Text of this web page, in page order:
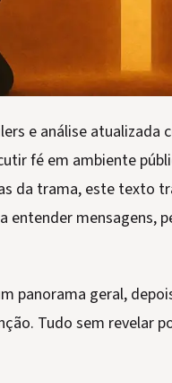
e análise atualizada
fé em ambiente
da trama, este texto
entender mensagens,
panorama geral,
Tudo sem revelar